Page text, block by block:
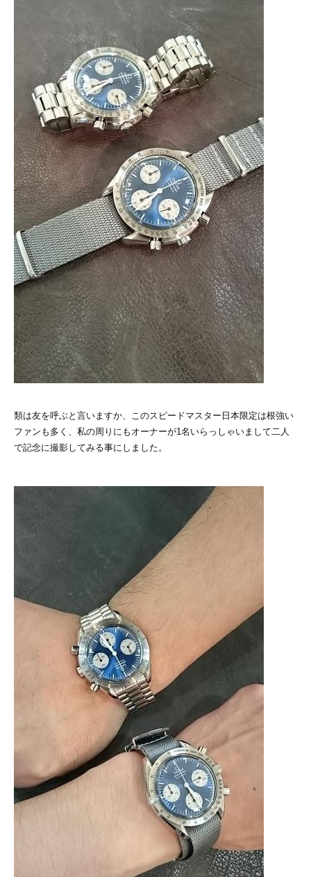
類は友を呼ぶと言いますか、このスピードマスター日本限定は根強い
ファンも多く、私の周りにもオーナーが1名いらっしゃいまして二人
で記念に撮影してみる事にしました。